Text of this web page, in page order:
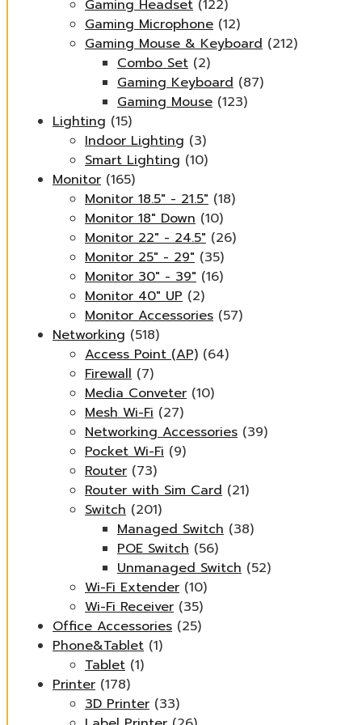
Gaming Headset (122)
Gaming Microphone (12)
Gaming Mouse & Keyboard (212)
Combo Set (2)
Gaming Keyboard (87)
Gaming Mouse (123)
Lighting (15)
Indoor Lighting (3)
Smart Lighting (10)
Monitor (165)
Monitor 18.5" - 21.5" (18)
Monitor 18" Down (10)
Monitor 22" - 24.5" (26)
Monitor 25" - 29" (35)
Monitor 30" - 39" (16)
Monitor 40" UP (2)
Monitor Accessories (57)
Networking (518)
Access Point (AP) (64)
Firewall (7)
Media Conveter (10)
Mesh Wi-Fi (27)
Networking Accessories (39)
Pocket Wi-Fi (9)
Router (73)
Router with Sim Card (21)
Switch (201)
Managed Switch (38)
POE Switch (56)
Unmanaged Switch (52)
Wi-Fi Extender (10)
Wi-Fi Receiver (35)
Office Accessories (25)
Phone&Tablet (1)
Tablet (1)
Printer (178)
3D Printer (33)